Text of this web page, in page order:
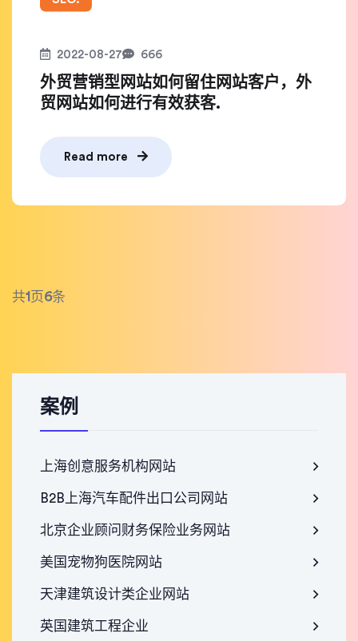
2022-08-27 666
外贸营销型网站如何留住网站客户，外
贸网站如何进行有效获客.
Read more
共1 页6条
案例
上海创意服务机构网站
B2B上海汽车配件出口公司网站
北京企业顾问财务保险业务网站
美国宠物狗医院网站
天津建筑设计类企业网站
英国建筑工程企业